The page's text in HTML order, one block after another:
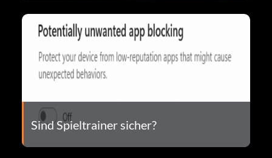
Sind Spieltrainer sicher?